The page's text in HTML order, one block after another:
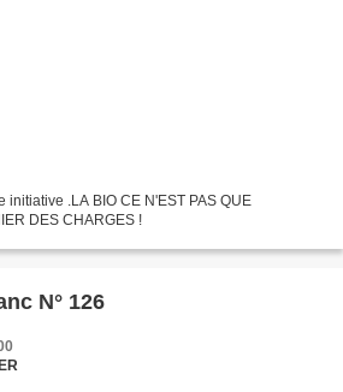
initiative .LA BIO CE N'EST PAS QUE
DES CHARGES !
N° 126